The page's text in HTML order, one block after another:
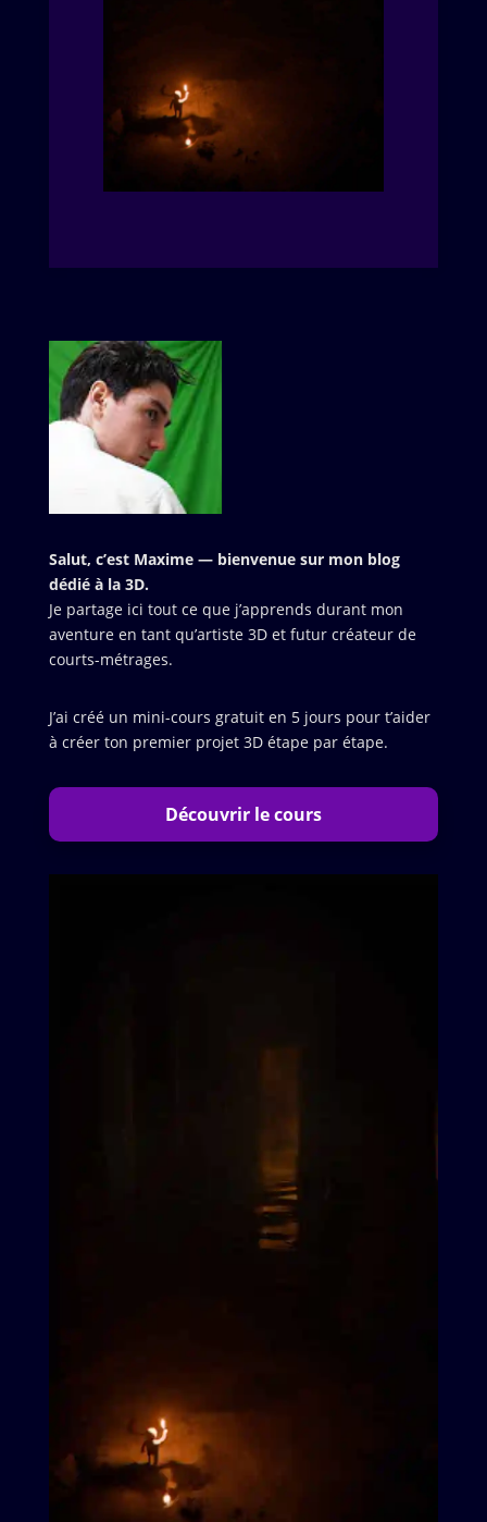
Salut, c’est Maxime — bienvenue sur mon blog
dédié à la 3D.
Je partage ici tout ce que j’apprends durant mon
aventure en tant qu’artiste 3D et futur créateur de
courts-métrages.
J’ai créé un mini-cours gratuit en 5 jours pour t’aider
à créer ton premier projet 3D étape par étape.
Découvrir le cours